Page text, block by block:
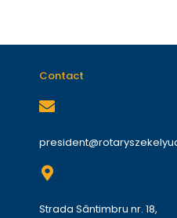
Contact
Strada Sântimbru nr. 18,